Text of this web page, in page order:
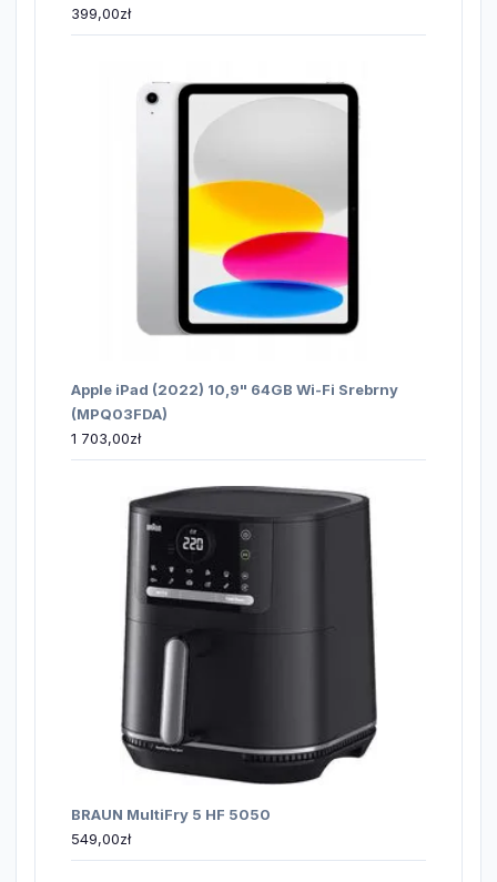
399,00zł
Apple iPad (2022) 10,9" 64GB Wi-Fi Srebrny
(MPQ03FDA)
1 703,00zł
BRAUN MultiFry 5 HF 5050
549,00zł